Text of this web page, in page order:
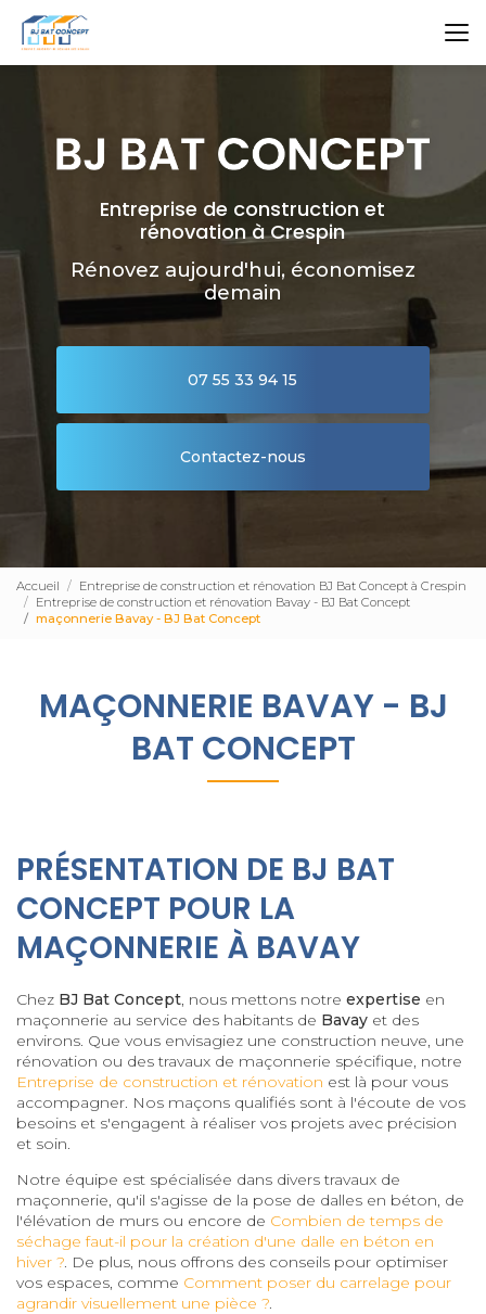
contenu
principal
Entreprise de construction et
rénovation à Crespin
Rénovez aujourd'hui, économisez
demain
07 55 33 94 15
Contactez-nous
Accueil
Entreprise de construction et rénovation BJ Bat Concept à Crespin
Entreprise de construction et rénovation Bavay - BJ Bat Concept
maçonnerie Bavay - BJ Bat Concept
MAÇONNERIE BAVAY - BJ
BAT CONCEPT
PRÉSENTATION DE BJ BAT
CONCEPT POUR LA
MAÇONNERIE À BAVAY
Chez BJ Bat Concept, nous mettons notre expertise en
maçonnerie au service des habitants de Bavay et des
environs. Que vous envisagiez une construction neuve, une
rénovation ou des travaux de maçonnerie spécifique, notre
Entreprise de construction et rénovation est là pour vous
accompagner. Nos maçons qualifiés sont à l'écoute de vos
besoins et s'engagent à réaliser vos projets avec précision
et soin.
Notre équipe est spécialisée dans divers travaux de
maçonnerie, qu'il s'agisse de la pose de dalles en béton, de
l'élévation de murs ou encore de Combien de temps de
séchage faut-il pour la création d'une dalle en béton en
hiver ?. De plus, nous offrons des conseils pour optimiser
vos espaces, comme Comment poser du carrelage pour
agrandir visuellement une pièce ?.